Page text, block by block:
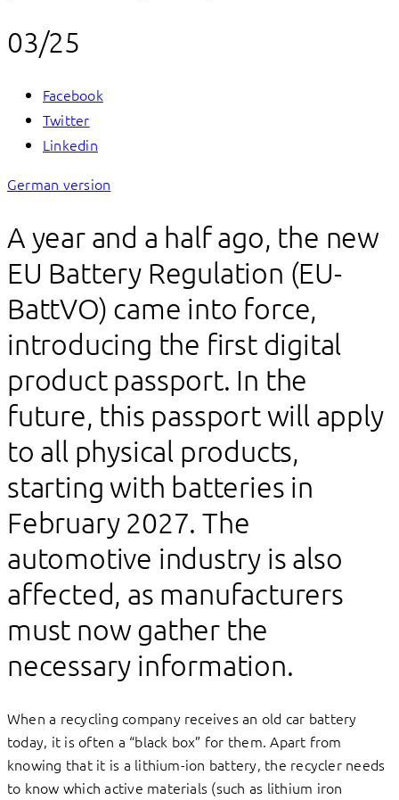
03/25
Facebook
Twitter
Linkedin
German version
A year and a half ago, the new
EU Battery Regulation (EU-
BattVO) came into force,
introducing the first digital
product passport. In the
future, this passport will apply
to all physical products,
starting with batteries in
February 2027. The
automotive industry is also
affected, as manufacturers
must now gather the
necessary information.
When a recycling company receives an old car battery
today, it is often a “black box” for them. Apart from
knowing that it is a lithium-ion battery, the recycler needs
to know which active materials (such as lithium iron